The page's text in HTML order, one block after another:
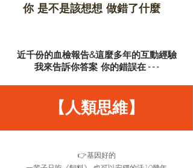
你 是不是該想想 做錯了什麼
近千份的血檢報告&這麼多年的互動經驗
我來告訴你答案 你的錯誤在 - - -
【人類思維】
👉基因好的